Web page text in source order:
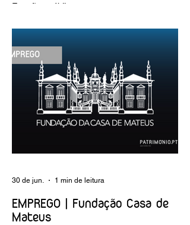
Funções públicas por tempo
trabalho: execução de intervenções de
conservação e restauro; restauro de
encadernação antiga e/ou corrente;
realização de acondicionamentos para as
espécies bibliográficas intervencionadas;
execução dos programas de conservação
preventiva; produção de fichas de
EMPREGO | Fundação Casa de
Mateus
30 de jun. 1 min de leitura